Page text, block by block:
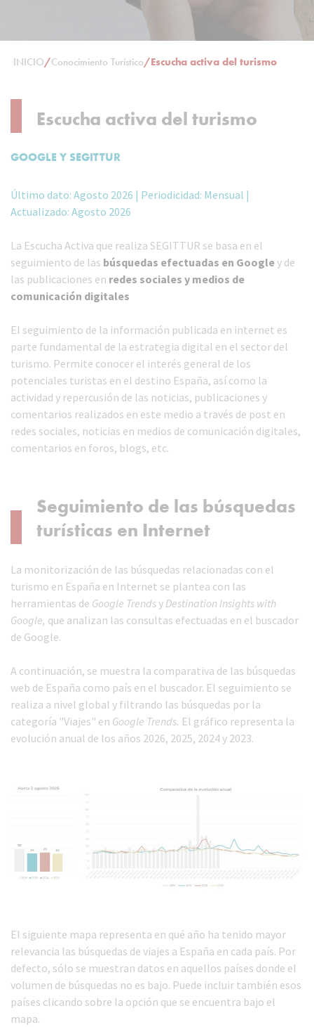
INICIO/Conocimiento Turístico/Escucha activa del turismo
Escucha activa del turismo
GOOGLE Y SEGITTUR
Último dato: Agosto 2026 | Periodicidad: Mensual |
Actualizado: Agosto 2026
La Escucha Activa que realiza SEGITTUR se basa en el
seguimiento de las búsquedas efectuadas en Googley de
las publicaciones en redes sociales y medios de
comunicación digitales
El seguimiento de la información publicada en internet es
parte fundamental de la estrategia digital en el sector del
turismo. Permite conocer el interés general de los
potenciales turistas en el destino España, así como la
actividad y repercusión de las noticias, publicaciones y
comentarios realizados en este medio a través de post en
redes sociales, noticias en medios de comunicación digitales,
comentarios en foros, blogs, etc.
Seguimiento de las búsquedas
turísticas en Internet
La monitorización de las búsquedas relacionadas con el
turismo en España en Internet se plantea con las
herramientas de Google Trendsy Destination Insights with
Google, que analizan las consultas efectuadas en el buscador
de Google.
A continuación, se muestra la comparativa de las búsquedas
web de España como país en el buscador. El seguimiento se
realiza a nivel global y filtrando las búsquedas por la
categoría "Viajes" en Google Trends. El gráfico representa la
evolución anual de los años 2026, 2025, 2024 y 2023.
El siguiente mapa representa en qué año ha tenido mayor
relevancia las búsquedas de viajes a España en cada país. Por
defecto, sólo se muestran datos en aquellos países donde el
volumen de búsquedas no es bajo. Puede incluir también esos
países clicando sobre la opción que se encuentra bajo el
mapa.